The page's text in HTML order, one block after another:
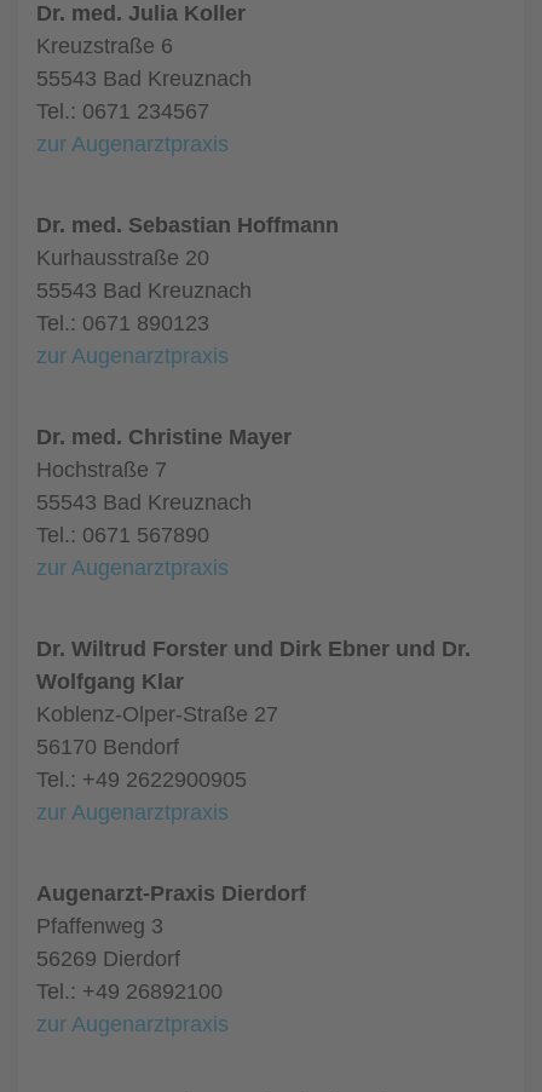
Dr. med. Julia Koller
Kreuzstraße 6
55543 Bad Kreuznach
Tel.: 0671 234567
zur Augenarztpraxis
Dr. med. Sebastian Hoffmann
Kurhausstraße 20
55543 Bad Kreuznach
Tel.: 0671 890123
zur Augenarztpraxis
Dr. med. Christine Mayer
Hochstraße 7
55543 Bad Kreuznach
Tel.: 0671 567890
zur Augenarztpraxis
Dr. Wiltrud Forster und Dirk Ebner und Dr.
Wolfgang Klar
Koblenz-Olper-Straße 27
56170 Bendorf
Tel.: +49 2622900905
zur Augenarztpraxis
Augenarzt-Praxis Dierdorf
Pfaffenweg 3
56269 Dierdorf
Tel.: +49 26892100
zur Augenarztpraxis